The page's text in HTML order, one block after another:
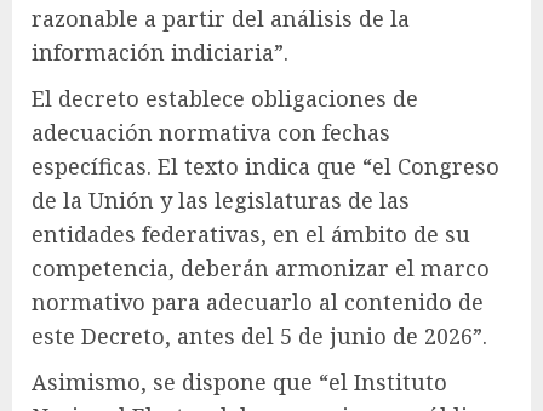
razonable a partir del análisis de la
información indiciaria”.
El decreto establece obligaciones de
adecuación normativa con fechas
específicas. El texto indica que “el Congreso
de la Unión y las legislaturas de las
entidades federativas, en el ámbito de su
competencia, deberán armonizar el marco
normativo para adecuarlo al contenido de
este Decreto, antes del 5 de junio de 2026”.
Asimismo, se dispone que “el Instituto